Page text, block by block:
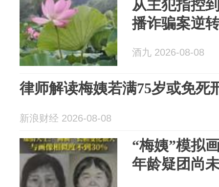
从主犯指控
播诈骗案逆
酒九 2026-08-08
律师解读梅姨若满75岁或免死
新浪财经 2026-08-08
“梅姨”模拟
年龄疑团尚